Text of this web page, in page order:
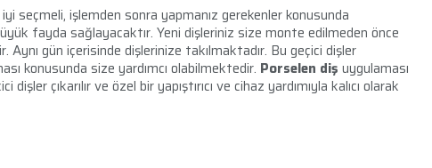
seçmeli, işlemden sonra yapmanız gerekenler konusunda
fayda sağlayacaktır. Yeni dişleriniz size monte edilmeden önce
gün içerisinde dişlerinize takılmaktadır. Bu geçici dişler
konusunda size yardımcı olabilmektedir. Porselen diş uygulaması
çıkarılır ve özel bir yapıştırıcı ve cihaz yardımıyla kalıcı olarak